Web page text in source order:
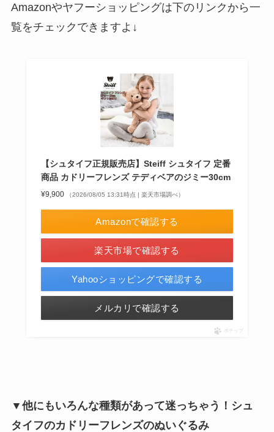
Amazonやヤフーショッピングは下のリンクから一
覧をチェックできますよ↓
【シュタイフ正規販売店】Steiff シュタイフ 定番
商品 カドリーフレンズ テディベアのジミー30cm
¥9,900 （2026/08/05 13:31時点 | 楽天市場調べ）
Amazonで確認する
楽天市場で確認する
Yahooショッピングで確認する
メルカリで確認する
ポチップ
▼他にもいろんな種類があって迷っちゃう！シュ
タイフのカドリーフレンズのぬいぐるみ